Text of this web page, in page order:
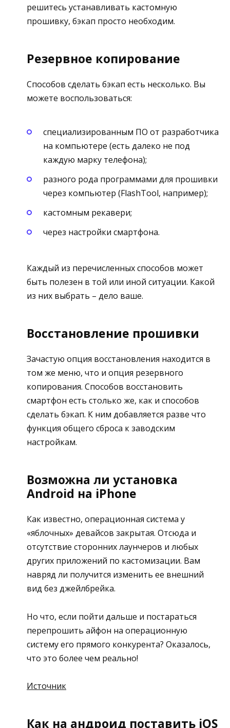
решитесь устанавливать кастомную
прошивку, бэкап просто необходим.
Резервное копирование
Способов сделать бэкап есть несколько. Вы
можете воспользоваться:
специализированным ПО от разработчика
на компьютере (есть далеко не под
каждую марку телефона);
разного рода программами для прошивки
через компьютер (FlashTool, например);
кастомным рекавери;
через настройки смартфона.
Каждый из перечисленных способов может
быть полезен в той или иной ситуации. Какой
из них выбрать – дело ваше.
Восстановление прошивки
Зачастую опция восстановления находится в
том же меню, что и опция резервного
копирования. Способов восстановить
смартфон есть столько же, как и способов
сделать бэкап. К ним добавляется разве что
функция общего сброса к заводским
настройкам.
Возможна ли установка
Android на iPhone
Как известно, операционная система у
«яблочных» девайсов закрытая. Отсюда и
отсутствие сторонних лаунчеров и любых
других приложений по кастомизации. Вам
навряд ли получится изменить ее внешний
вид без джейлбрейка.
Но что, если пойти дальше и постараться
перепрошить айфон на операционную
систему его прямого конкурента? Оказалось,
что это более чем реально!
Источник
Как на андроид поставить iOS